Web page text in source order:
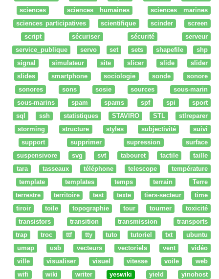
sciences
sciences humaines
sciences marines
sciences participatives
scientifique scinder
screen
script
sécuriser sécurité
serveur
service_publique
servo set sets shapefile
shp
signal
simulateur site slicer slide
slider
slides
smartphone sociologie sonde
sonore
sonores
sons sosie sources
sous-marin
sous-marins
spam spams spf spi
sport
sql
ssh statistiques STAVIRO STL
stlreparer
storming
structure styles subjectivité
suivi
support
supprimer supression
surface
suspensivore
svg svt tabouret tactile
taille
tara
tasseaux téléphone telescope
température
template
templates temps terrain
Terre
terrestre
territoire test texte tiers-secteur
time
tiroir
toile topographie tour tourner
toxicité
transistors
transition transmission
transports
trap
troc ttf tty tuto tutoriel txt
ubuntu
umap
usb vecteurs vectoriels vent
vidéo
ville
visualiser visuel vitesse voile
web
wifi
wiki writer yeswiki yield
yinohost